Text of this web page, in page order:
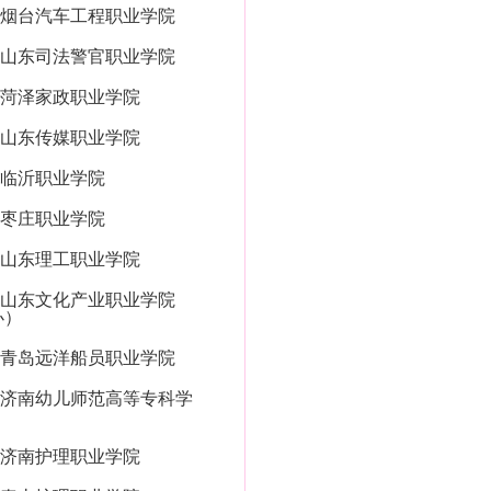
烟台汽车工程职业学院
山东司法警官职业学院
菏泽家政职业学院
山东传媒职业学院
临沂职业学院
枣庄职业学院
山东理工职业学院
山东文化产业职业学院
青岛远洋船员职业学院
济南幼儿师范高等专科学
济南护理职业学院